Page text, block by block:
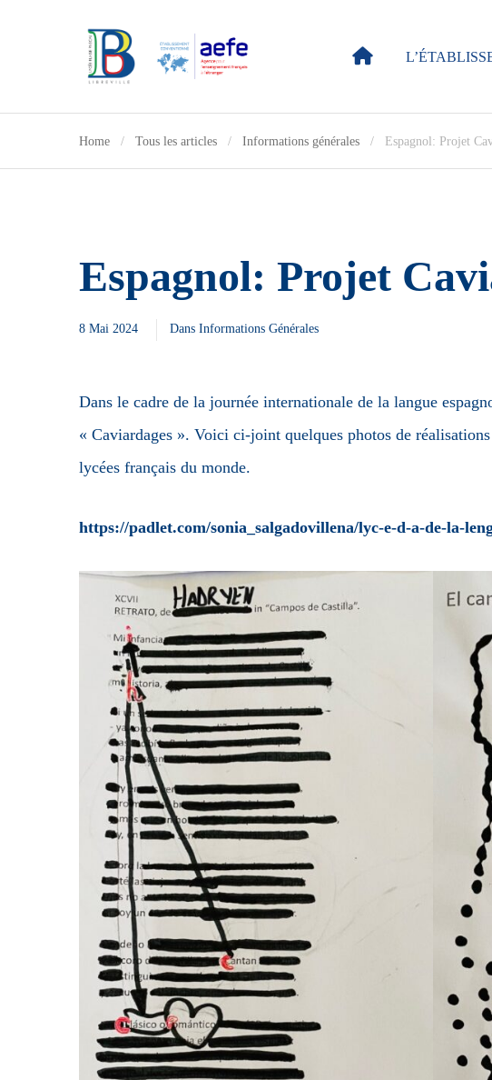
Home Tous les articles Informations générales Espagnol: Projet
Espagnol: Projet
8 Mai 2024 Dans Informations Générales
Dans le cadre de la journée internationale de la langue
« Caviardages ». Voici ci-joint quelques photos de
lycées français du monde.
https://padlet.com/sonia_salgadovillena/lyc-e-d-a-de-la-